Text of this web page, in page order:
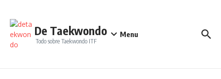
De Taekwondo
Todo sobre Taekwondo ITF
Menu